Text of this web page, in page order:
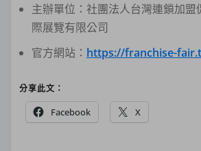
主辦單位：社團法人台灣連鎖加盟
際展覽有限公司
官方網站： https://franchise-
分享此文：
Facebook X